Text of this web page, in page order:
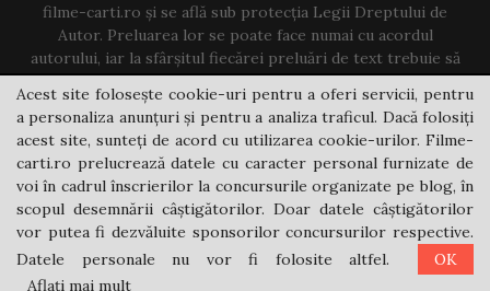
filme-carti.ro și se află sub protecția Legii Dreptului de
Autor. Preluarea lor se poate face numai cu acordul
autorului, iar la sfârșitul fiecărei preluări de text trebuie să
existe un link către acest blog.
Contact us:jovi@filme-carti.ro
Acest site folosește cookie-uri pentru a oferi servicii, pentru
a personaliza anunțuri și pentru a analiza traficul. Dacă folosiți
acest site, sunteți de acord cu utilizarea cookie-urilor. Filme-
carti.ro prelucrează datele cu caracter personal furnizate de
voi în cadrul înscrierilor la concursurile organizate pe blog, în
scopul desemnării câștigătorilor. Doar datele câștigătorilor
vor putea fi dezvăluite sponsorilor concursurilor respective.
Datele personale nu vor fi folosite altfel.
OK
Aflați mai mult